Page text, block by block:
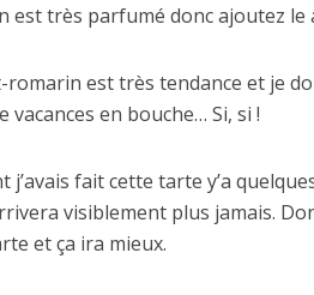
est très parfumé donc ajoutez le
est très tendance et je
vacances en bouche… Si, si !
j’avais fait cette tarte y’a
visiblement plus jamais.
et ça ira mieux.